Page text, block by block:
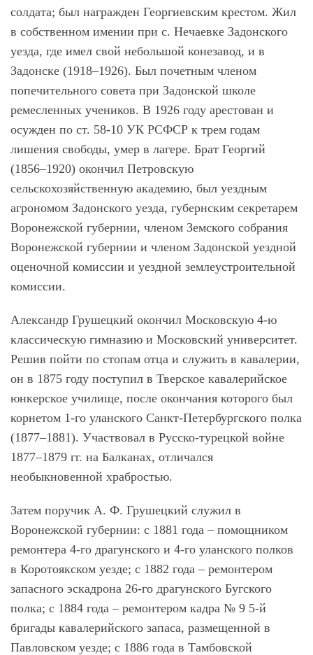
солдата; был награжден Георгиевским крестом. Жил
в собственном имении при с. Нечаевке Задонского
уезда, где имел свой небольшой конезавод, и в
Задонске (1918–1926). Был почетным членом
попечительного совета при Задонской школе
ремесленных учеников. В 1926 году арестован и
осужден по ст. 58-10 УК РСФСР к трем годам
лишения свободы, умер в лагере. Брат Георгий
(1856–1920) окончил Петровскую
сельскохозяйственную академию, был уездным
агрономом Задонского уезда, губернским секретарем
Воронежской губернии, членом Земского собрания
Воронежской губернии и членом Задонской уездной
оценочной комиссии и уездной землеустроительной
комиссии.
Александр Грушецкий окончил Московскую 4-ю
классическую гимназию и Московский университет.
Решив пойти по стопам отца и служить в кавалерии,
он в 1875 году поступил в Тверское кавалерийское
юнкерское училище, после окончания которого был
корнетом 1-го уланского Санкт-Петербургского полка
(1877–1881). Участвовал в Русско-турецкой войне
1877–1879 гг. на Балканах, отличался
необыкновенной храбростью.
Затем поручик А. Ф. Грушецкий служил в
Воронежской губернии: с 1881 года – помощником
ремонтера 4-го драгунского и 4-го уланского полков
в Коротоякском уезде; с 1882 года – ремонтером
запасного эскадрона 26-го драгунского Бугского
полка; с 1884 года – ремонтером кадра № 9 5-й
бригады кавалерийского запаса, размещенной в
Павловском уезде; с 1886 года в Тамбовской